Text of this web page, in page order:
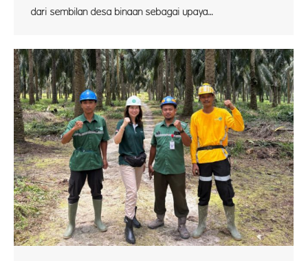
dari sembilan desa binaan sebagai upaya…